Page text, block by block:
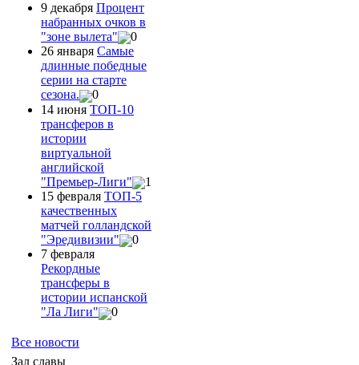
9 декабря Процент
набранных очков в
"зоне вылета"
0
26 января Самые
длинные победные
серии на старте
сезона.
0
14 июня ТОП-10
трансферов в
истории
виртуальной
английской
"Премьер-Лиги"
1
15 февраля ТОП-5
качественных
матчей голландской
"Эредивизии"
0
7 февраля
Рекордные
трансферы в
истории испанской
"Ла Лиги"
0
Все новости
Зал славы